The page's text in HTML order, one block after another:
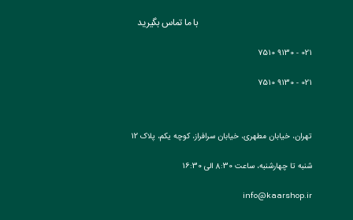
با ما تماس بگیرید
021 - 9130 7510
021 - 9130 7510
تهران، خیابان مطهری، خیابان سرافراز، کوچه یکم، پلاک 12
شنبه تا چهارشنبه، ساعت 8:30 الی 16:30
info@kaarshop.ir